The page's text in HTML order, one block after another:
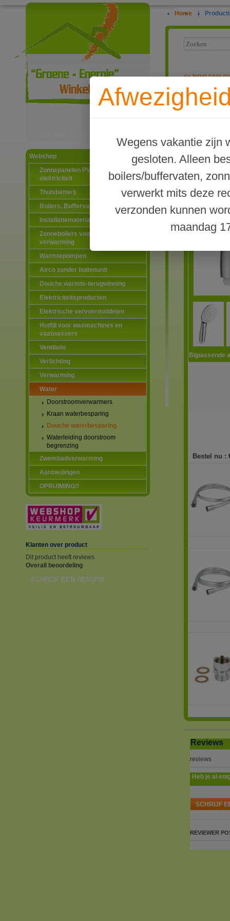
Webshop
Zonnepanelen PV-systemen
elektriciteit
Thuisbatterij
Boilers, Buffervaten en toebehoren
Installatiematerialen
Zonneboilers voor warmtapwater en
verwarming
Warmtepompen
Airco zonder buitenunit
Douche warmte-terugwinning
Elektriciteitsproducten
Elektrische vervoermiddelen
Hotfill voor wasmachines en
vaatwassers
Ventilatie
Verlichting
Verwarming
Water
Doorstroomverwarmers
Kraan waterbesparing
Douche waterbesparing
Waterleiding doorstroom
begrenzing
Zwembadverwarming
Aanbiedingen
OPRUIMING!!
Klanten over product
Dit product heeft reviews
Overall beoordeling
SCHRIJF EEN REVIEW
Home |
Wegens vakantie zijn
gesloten. Alleen
boilers/buffervaten,
verwerkt mits deze
verzonden kunnen
maandag
<<terug naar
Bestel nu :
Bijpassende
Reviews
reviews
Heb je al
SCHRIJF
REVIEWER